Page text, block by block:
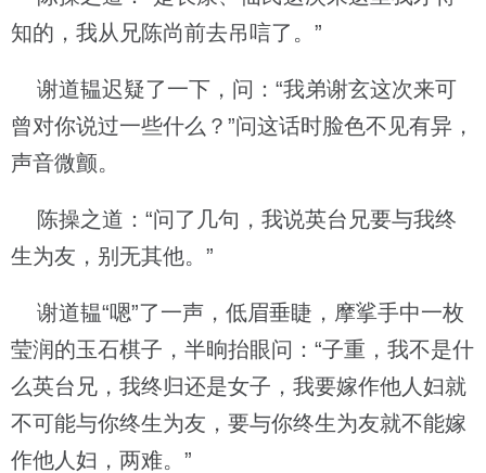
知的，我从兄陈尚前去吊唁了。”
谢道韫迟疑了一下，问：“我弟谢玄这次来可
曾对你说过一些什么？”问这话时脸色不见有异，
声音微颤。
陈操之道：“问了几句，我说英台兄要与我终
生为友，别无其他。”
谢道韫“嗯”了一声，低眉垂睫，摩挲手中一枚
莹润的玉石棋子，半晌抬眼问：“子重，我不是什
么英台兄，我终归还是女子，我要嫁作他人妇就
不可能与你终生为友，要与你终生为友就不能嫁
作他人妇，两难。”